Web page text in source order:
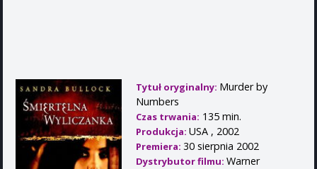
Tytuł oryginalny: Murder by
Numbers
Czas trwania: 135 min.
Produkcja: USA , 2002
Premiera: 30 sierpnia 2002
Dystrybutor filmu: Warner